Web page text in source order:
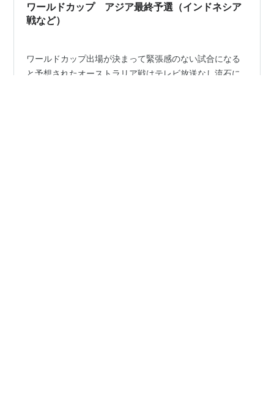
ワールドカップ アジア最終予選（インドネシア
戦など）